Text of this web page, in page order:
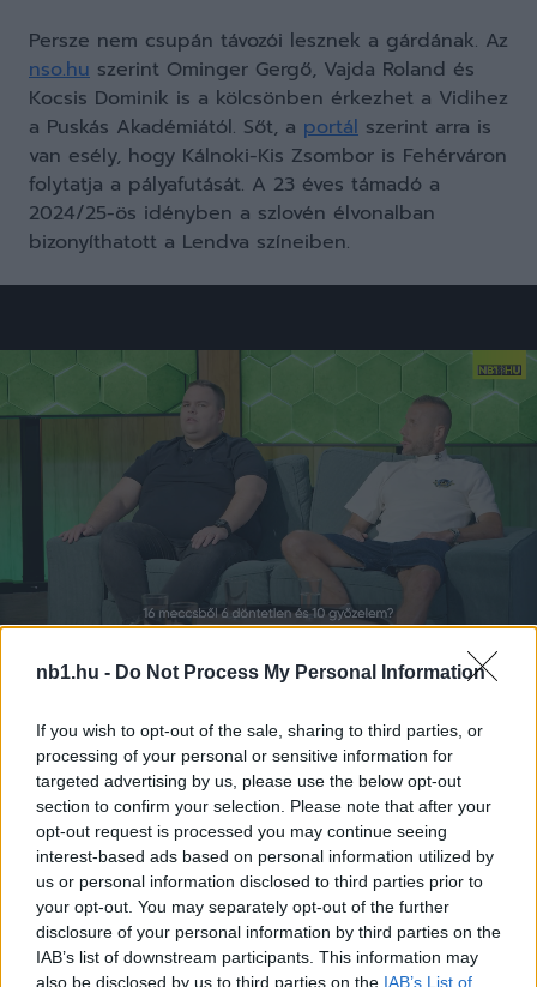
nb1.hu - Do Not Process My Personal Information
If you wish to opt-out of the sale, sharing to third parties, or
processing of your personal or sensitive information for
targeted advertising by us, please use the below opt-out
section to confirm your selection. Please note that after your
opt-out request is processed you may continue seeing
interest-based ads based on personal information utilized by
us or personal information disclosed to third parties prior to
your opt-out. You may separately opt-out of the further
disclosure of your personal information by third parties on the
IAB’s list of downstream participants. This information may
also be disclosed by us to third parties on the IAB’s List of
Persze nem csupán távozói lesznek a gárdának. Az
nso.hu szerint Ominger Gergő, Vajda Roland és
Kocsis Dominik is a kölcsönben érkezhet a Vidihez
a Puskás Akadémiától. Sőt, a portál szerint arra is
van esély, hogy Kálnoki-Kis Zsombor is Fehérváron
folytatja a pályafutását. A 23 éves támadó a
2024/25-ös idényben a szlovén élvonalban
bizonyíthatott a Lendva színeiben.
Time
Picture
Borítókép forrása: fehervarfc.hu